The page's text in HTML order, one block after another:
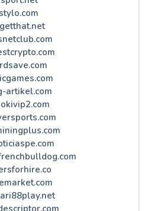
artikel.com